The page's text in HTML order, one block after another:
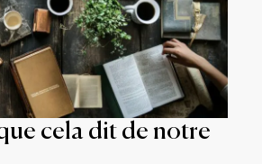
cela dit de notre